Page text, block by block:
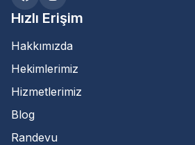
Hızlı Erişim
Hakkımızda
Hekimlerimiz
Hizmetlerimiz
Blog
Randevu